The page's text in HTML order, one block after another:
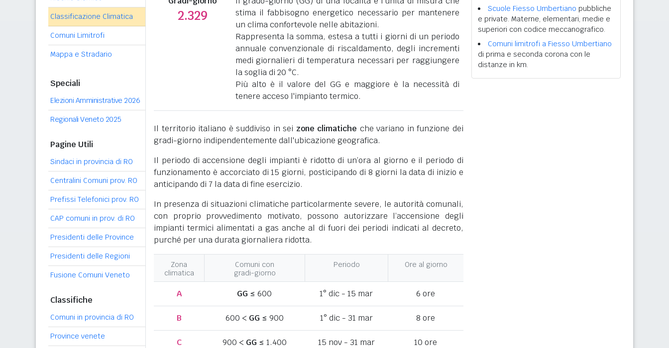
Classificazione Climatica
Comuni Limitrofi
Mappa e Stradario
Speciali
Elezioni Amministrative 2026
Regionali Veneto 2025
Pagine Utili
Sindaci in provincia di RO
Centralini Comuni prov. RO
Prefissi Telefonici prov. RO
CAP comuni in prov. di RO
Presidenti delle Province
Presidenti delle Regioni
Fusione Comuni Veneto
Classifiche
Comuni in provincia di RO
Province venete
2.329
stima il fabbisogno energetico necessario per mantenere
un clima confortevole nelle abitazioni.
Rappresenta la somma, estesa a tutti i giorni di un periodo
annuale convenzionale di riscaldamento, degli incrementi
medi giornalieri di temperatura necessari per raggiungere
la soglia di 20 °C.
Più alto è il valore del GG e maggiore è la necessità di
tenere acceso l'impianto termico.
Il territorio italiano è suddiviso in sei zone climatiche che variano in funzione dei
gradi-giorno indipendentemente dall'ubicazione geografica.
Il periodo di accensione degli impianti è ridotto di un’ora al giorno e il periodo di
funzionamento è accorciato di 15 giorni, posticipando di 8 giorni la data di inizio e
anticipando di 7 la data di fine esercizio.
In presenza di situazioni climatiche particolarmente severe, le autorità comunali,
con proprio provvedimento motivato, possono autorizzare l’accensione degli
impianti termici alimentati a gas anche al di fuori dei periodi indicati al decreto,
purché per una durata giornaliera ridotta.
Zona
climatica
Comuni con
gradi-giorno
Periodo Ore al giorno
A GG ≤ 600 1° dic - 15 mar 6 ore
B 600 < GG ≤ 900 1° dic - 31 mar 8 ore
C 900 < GG ≤ 1.400 15 nov - 31 mar 10 ore
Scuole Fiesso Umbertiano pubbliche
e private. Materne, elementari, medie e
superiori con codice meccanografico.
Comuni limitrofi a Fiesso Umbertiano
di prima e seconda corona con le
distanze in km.